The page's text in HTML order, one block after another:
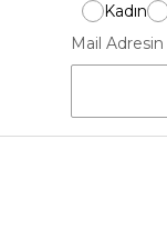
Kadın
Mail Adresin